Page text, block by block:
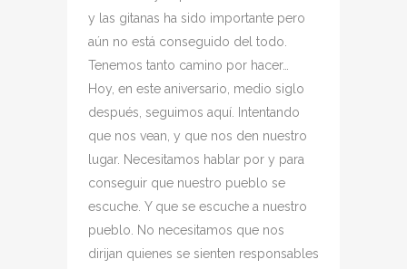
y las gitanas ha sido importante pero
aún no está conseguido del todo.
Tenemos tanto camino por hacer…
Hoy, en este aniversario, medio siglo
después, seguimos aquí. Intentando
que nos vean, y que nos den nuestro
lugar. Necesitamos hablar por y para
conseguir que nuestro pueblo se
escuche. Y que se escuche a nuestro
pueblo. No necesitamos que nos
dirijan quienes se sienten responsables